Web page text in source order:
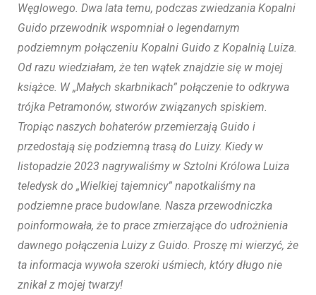
Węglowego. Dwa lata temu, podczas zwiedzania Kopalni
Guido przewodnik wspomniał o legendarnym
podziemnym połączeniu Kopalni Guido z Kopalnią Luiza.
Od razu wiedziałam, że ten wątek znajdzie się w mojej
książce. W „Małych skarbnikach” połączenie to odkrywa
trójka Petramonów, stworów związanych spiskiem.
Tropiąc naszych bohaterów przemierzają Guido i
przedostają się podziemną trasą do Luizy. Kiedy w
listopadzie 2023 nagrywaliśmy w Sztolni Królowa Luiza
teledysk do „Wielkiej tajemnicy” napotkaliśmy na
podziemne prace budowlane. Nasza przewodniczka
poinformowała, że to prace zmierzające do udrożnienia
dawnego połączenia Luizy z Guido. Proszę mi wierzyć, że
ta informacja wywoła szeroki uśmiech, który długo nie
znikał z mojej twarzy!